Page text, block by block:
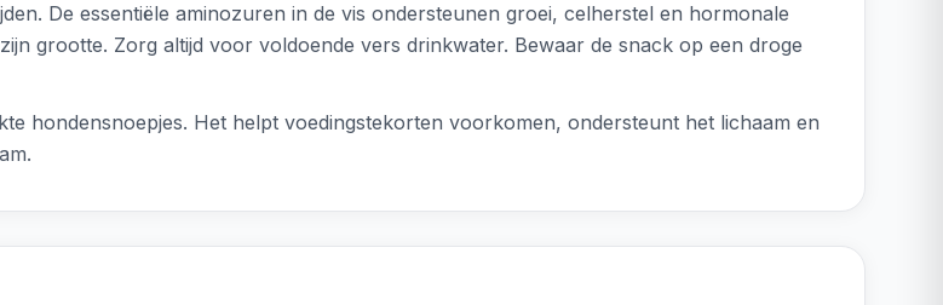
De essentiële aminozuren in de vis ondersteunen groei, celherstel en hormonale
grootte. Zorg altijd voor voldoende vers drinkwater. Bewaar de snack op een droge
hondensnoepjes. Het helpt voedingstekorten voorkomen, ondersteunt het lichaam en